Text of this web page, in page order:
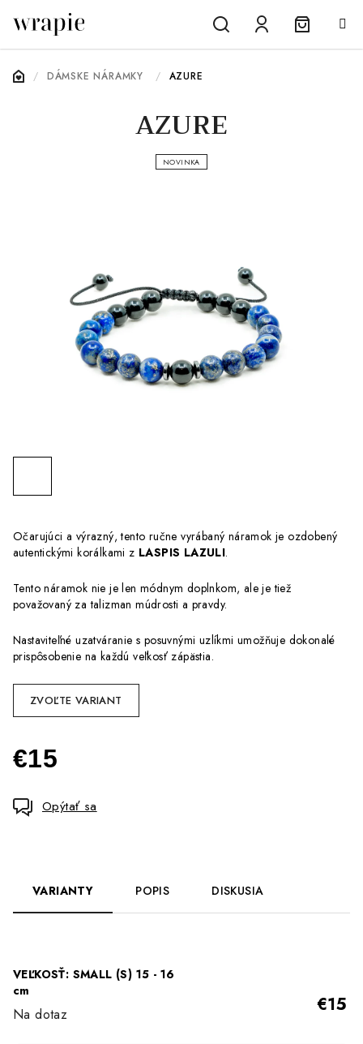
HľadaťPrihlásenieNákupný
DOMOV
/ DÁMSKE NÁRAMKY / AZURE
Očarujúci a výrazný, tento ručne vyrábaný náramok je ozdobený
autentickými korálkami z LASPIS LAZULI.
Tento náramok nie je len módnym doplnkom, ale je tiež
považovaný za talizman múdrosti a pravdy.
Nastaviteľné uzatváranie s posuvnými uzlíkmi umožňuje dokonalé
prispôsobenie na každú veľkosť zápästia.
ZVOĽTE VARIANT
€15
cena: Opýtať sa
AZURE
NOVINKA
VARIANTY POPIS DISKUSIA
VEĽKOSŤ: SMALL (S) 15 - 16
cm
Na dotaz €15